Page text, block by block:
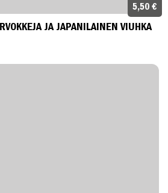
5,50 €
JA JAPANILAINEN VIUHKA